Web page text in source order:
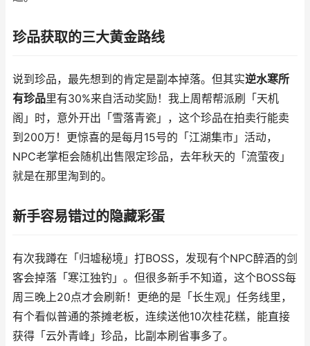
珍品获取的三大黄金路线
说到珍品，最先想到的肯定是副本掉落。但其实逆水寒所
有珍品里有30%来自活动奖励！我上周帮帮派刷「天机
阁」时，意外开出「雪落青瓷」，这个珍品在拍卖行能卖
到200万！更惊喜的是每月15号的「江湖集市」活动，
NPC老掌柜会随机出售限定珍品，去年秋天的「流萤夜」
就是在那里淘到的。
新手容易错过的隐藏彩蛋
有次我蹲在「归墟秘境」打BOSS，发现有个NPC醉酒的剑
客会掉落「寒江独钓」。但很多新手不知道，这个BOSS每
周三晚上20点才会刷新！更绝的是「长生观」任务线里，
有个看似普通的茶摊老板，连续送他10次桂花糕，能直接
获得「云外青峰」珍品，比副本刷省事多了。